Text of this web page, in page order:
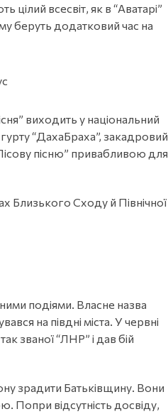
всесвіт, як в “Аватарі”
беруть додатковий час на
виходить у національний
“ДахаБраха”, закадровий
пісню” привабливою для
Близького Сходу й Північної
подіями. Власне назва
на півдні міста. У червні
званої “ЛНР” і дав бій
зрадити Батьківщину. Вони
Попри відсутність досвіду,